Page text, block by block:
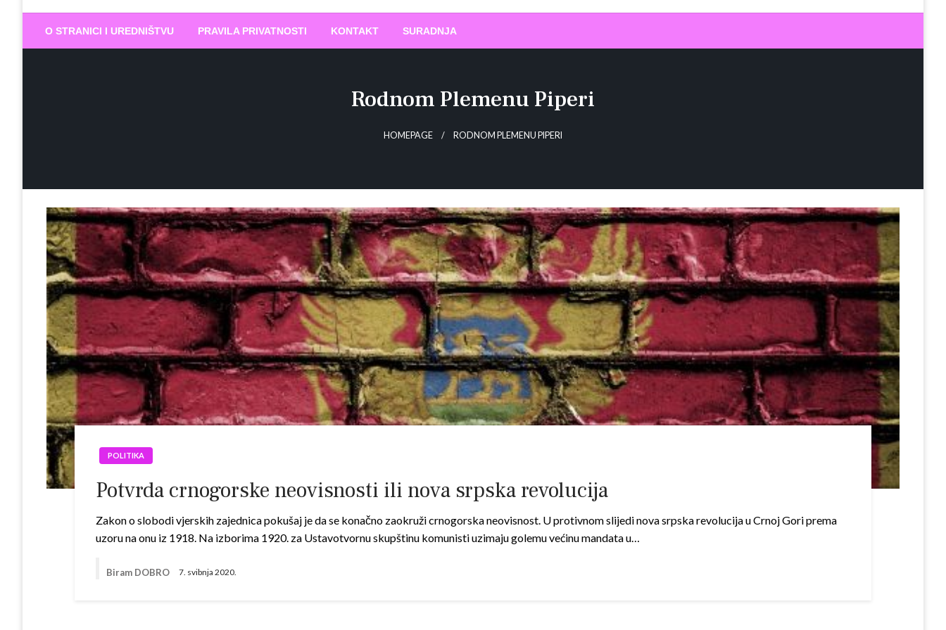
Biram DOBRO
O STRANICI I UREDNIŠTVU PRAVILA PRIVATNOSTI KONTAKT SURADNJA
Rodnom Plemenu Piperi
HOMEPAGE RODNOM PLEMENU PIPERI
POLITIKA
Potvrda crnogorske neovisnosti ili nova srpska revolucija
Zakon o slobodi vjerskih zajednica pokušaj je da se konačno zaokruži crnogorska neovisnost. U protivnom slijedi nova srpska revolucija u Crnoj Gori prema
uzoru na onu iz 1918. Na izborima 1920. za Ustavotvornu skupštinu komunisti uzimaju golemu većinu mandata u…
Biram DOBRO 7. svibnja 2020.